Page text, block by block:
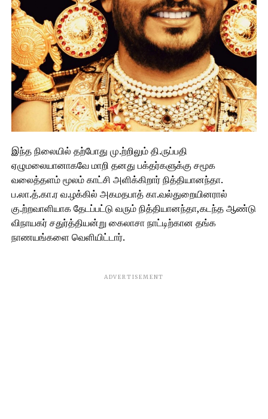
இந்த நிலையில் தற்போது மு.ற்றிலும் தி.ருப்பதி
ஏழுமலையானாகவே மாறி தனது பக்தர்களுக்கு சமூக
வலைத்தளம் மூலம் காட்சி அளிக்கிறார் நித்தியானந்தா.
ப.லா.த்.கா.ர வ.ழக்கில் அகமதபாத் கா.வல்துறையினரால்
கு.ற்றவாளியாக தேடப்பட்டு வரும் நித்தியானந்தா,கடந்த ஆண்டு
விநாயகர் சதுர்த்தியன்று கைலாசா நாட்டிற்கான தங்க
நாணயங்களை வெளியிட்டார்.
ADVERTISEMENT